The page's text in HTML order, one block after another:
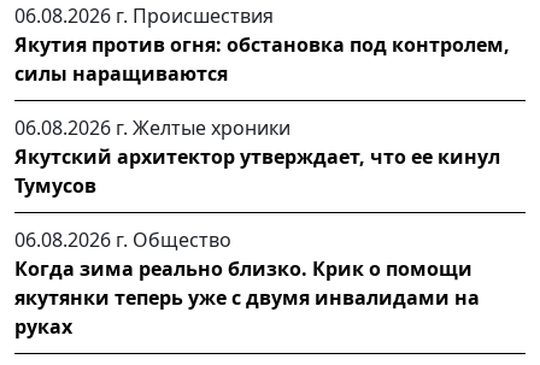
06.08.2026 г. Происшествия
Якутия против огня: обстановка под контролем,
силы наращиваются
06.08.2026 г. Желтые хроники
Якутский архитектор утверждает, что ее кинул
Тумусов
06.08.2026 г. Общество
Когда зима реально близко. Крик о помощи
якутянки теперь уже с двумя инвалидами на
руках